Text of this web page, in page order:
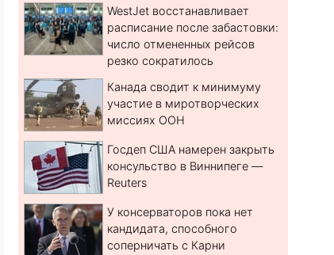
WestJet восстанавливает
расписание после забастовки:
число отмененных рейсов
резко сократилось
Канада сводит к минимуму
участие в миротворческих
миссиях ООН
Госдеп США намерен закрыть
консульство в Виннипеге —
Reuters
У консерваторов пока нет
кандидата, способного
соперничать с Карни